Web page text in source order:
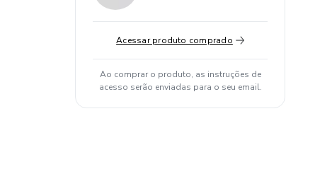
Acessar produto comprado
Ao comprar o produto, as instruções de
acesso serão enviadas para o seu email.